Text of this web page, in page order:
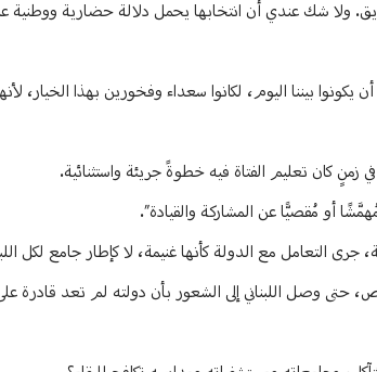
ولا شك عندي أن انتخابها يحمل دلالة حضارية ووطنية
بيننا اليوم، لكانوا سعداء وفخورين بهذا الخيار،
كان تعليم الفتاة فيه خطوةً جريئة واستثنائية.
أو مُقصيًّا عن المشاركة والقيادة”.
جرى التعامل مع الدولة كأنها غنيمة، لا كإطار جامع لكل
حتى وصل اللبناني إلى الشعور بأن دولته لم تعد قادرة